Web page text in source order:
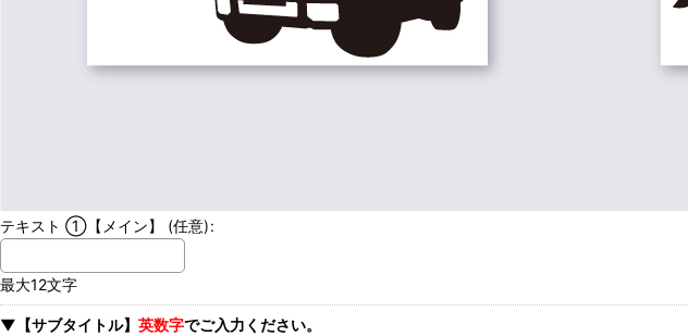
テキスト ①【メイン】 (任意):
最大12文字
▼【サブタイトル】 英数字でご入力ください。